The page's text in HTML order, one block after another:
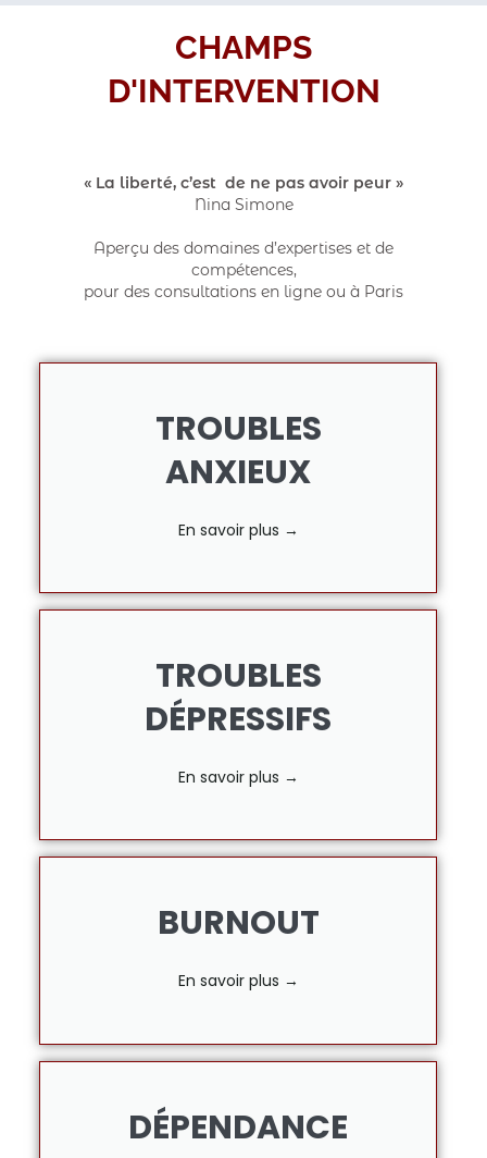
CHAMPS
D'INTERVENTION
« La liberté, c’est de ne pas avoir peur »
Nina Simone
Aperçu des domaines d’expertises et de
compétences,
pour des consultations en ligne ou à Paris
TROUBLES
ANXIEUX
En savoir plus →
TROUBLES
DÉPRESSIFS
En savoir plus →
BURNOUT
En savoir plus →
DÉPENDANCE